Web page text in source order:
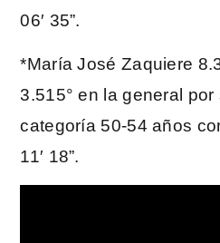
06′ 35”.
*María José Zaquiere
3.515° en la general
categoría 50-54 años
11′ 18”.